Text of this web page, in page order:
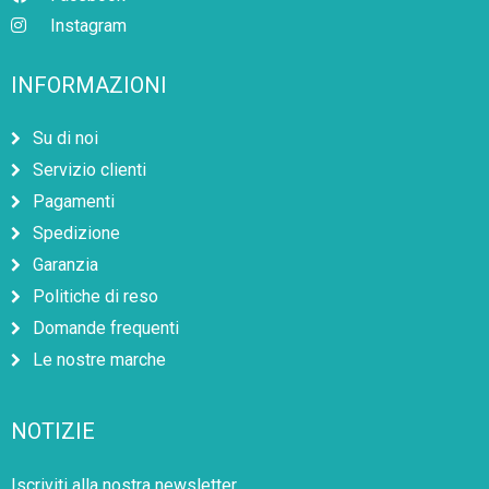
Instagram
INFORMAZIONI
Su di noi
Servizio clienti
Pagamenti
Spedizione
Garanzia
Politiche di reso
Domande frequenti
Le nostre marche
NOTIZIE